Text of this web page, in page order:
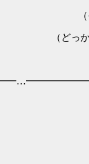
れはそれ
っかで上手